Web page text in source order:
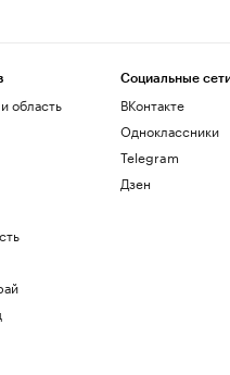
область
Социальные
ВКонтакте
Одноклассники
Telegram
Дзен